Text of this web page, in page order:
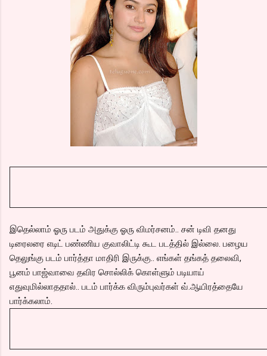
இதெல்லாம் ஓரு படம் அதுக்கு ஓரு விமர்சனம்.. சன் டிவி தனது
டிரைலரை எடிட் பண்ணிய குவாலிட்டி கூட படத்தில் இல்லை. பழைய
தெலுங்கு படம் பார்த்தா மாதிரி இருக்கு.. எங்கள் தங்கத் தலைவி,
பூனம் பாஜ்வாவை தவிர சொல்லிக் கொள்ளும் படியாய்
எதுவுமில்லாததால்.. படம் பார்க்க விரும்புவர்கள் வ்.ஆயிரத்தையே
பார்க்கலாம்.